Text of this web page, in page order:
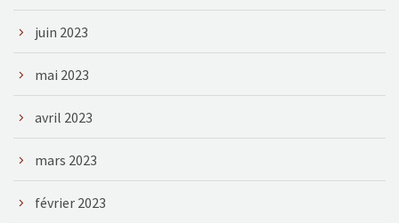
juin 2023
mai 2023
avril 2023
mars 2023
février 2023